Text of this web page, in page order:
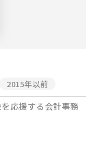
2015年以前
応援する会計事務